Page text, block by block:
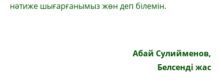
нәтиже шығарғанымыз жөн деп білемін.
Абай Сулийменов,
Белсенді жас